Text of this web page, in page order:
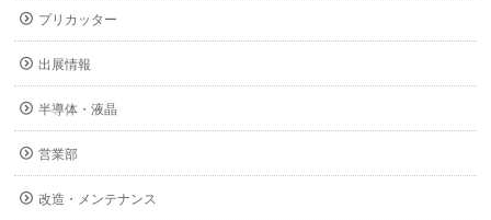
プリカッター
出展情報
半導体・液晶
営業部
改造・メンテナンス